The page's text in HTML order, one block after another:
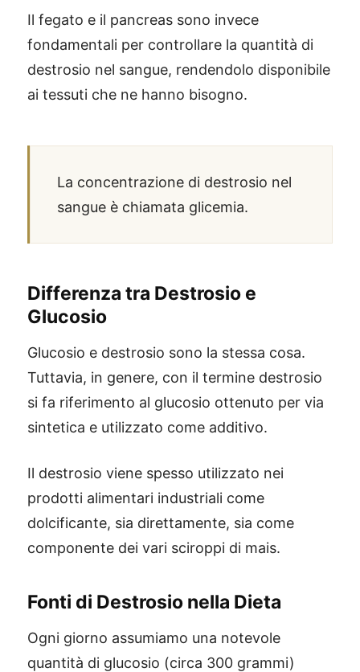
Il fegato e il pancreas sono invece
fondamentali per controllare la quantità di
destrosio nel sangue, rendendolo disponibile
ai tessuti che ne hanno bisogno.
La concentrazione di destrosio nel
sangue è chiamata glicemia.
Differenza tra Destrosio e
Glucosio
Glucosio e destrosio sono la stessa cosa.
Tuttavia, in genere, con il termine destrosio
si fa riferimento al glucosio ottenuto per via
sintetica e utilizzato come additivo.
Il destrosio viene spesso utilizzato nei
prodotti alimentari industriali come
dolcificante, sia direttamente, sia come
componente dei vari sciroppi di mais.
Fonti di Destrosio nella Dieta
Ogni giorno assumiamo una notevole
quantità di glucosio (circa 300 grammi)